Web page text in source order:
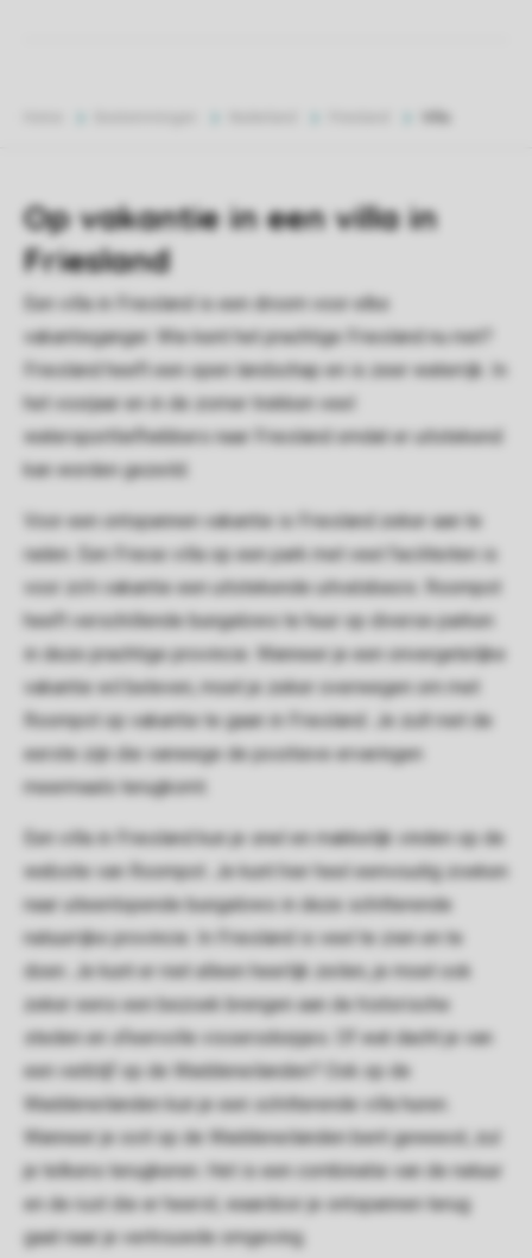
Op vakantie in een villa in
Friesland
Een villa in Friesland is een droom voor elke
vakantieganger. Wie kent het prachtige Friesland nu niet?
Friesland heeft een open landschap en is zeer waterrijk. In
het voorjaar en in de zomer trekken veel
watersportliefhebbers naar Friesland omdat er uitstekend
kan worden gezeild.
Voor een ontspannen vakantie is Friesland zeker aan te
raden. Een Friese villa op een park met veel faciliteiten is
voor zo’n vakantie een uitstekende uitvalsbasis. Roompot
heeft verschillende bungalows te huur op diverse parken
in deze prachtige provincie. Wanneer je een onvergetelijke
vakantie wil beleven, moet je zeker overwegen om met
Roompot op vakantie te gaan in Friesland. Je zult niet de
eerste zijn die vanwege de positieve ervaringen
meermaals terugkomt.
Een villa in Friesland kun je snel en makkelijk vinden op de
website van Roompot. Je kunt hier heel eenvoudig zoeken
naar uiteenlopende bungalows in deze schitterende
natuurrijke provincie. In Friesland is veel te zien en te
doen. Je kunt er niet alleen heerlijk zeilen, je moet ook
zeker eens een bezoek brengen aan de historische
steden en sfeervolle vissersdorpjes. Of wat dacht je van
een verblijf op de Waddeneilanden? Ook op de
Waddeneilanden kun je een schitterende villa huren.
Wanneer je ooit op de Waddeneilanden bent geweest, zul
je telkens terugkeren. Het is een combinatie van de natuur
en de rust die er heerst, waardoor je ontspannen terug
gaat naar je vertrouwde omgeving.